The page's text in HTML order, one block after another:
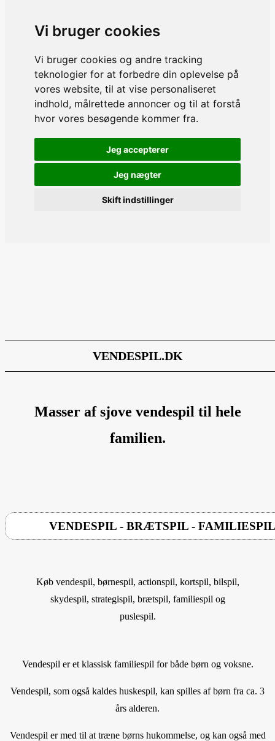
Vi bruger cookies
Vi bruger cookies og andre tracking
teknologier for at forbedre din oplevelse på
vores website, til at vise personaliseret
indhold, målrettede annoncer og til at forstå
hvor vores besøgende kommer fra.
Jeg accepterer
Jeg nægter
Skift indstillinger
VENDESPIL.DK
Masser af sjove vendespil til hele
familien.
VENDESPIL - BRÆTSPIL - FAMILIESPIL
Køb vendespil, børnespil, actionspil, kortspil, bilspil,
skydespil, strategispil, brætspil, familiespil og
puslespil.
Vendespil er et klassisk familiespil for både børn og voksne.
Vendespil, som også kaldes huskespil, kan spilles af børn fra ca. 3
års alderen.
Vendespil er med til at træne børns hukommelse, og kan også med